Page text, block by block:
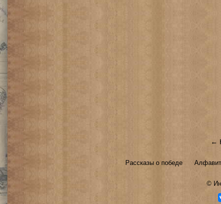
←
Рассказы о победе
©